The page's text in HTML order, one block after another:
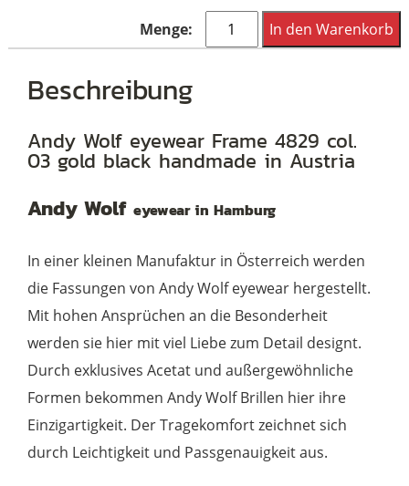
Andy
Wolf
4829
col.
gold
Menge
In den Warenkorb
Beschreibung
Andy Wolf eyewear Frame 4829 col.
03 gold black handmade in Austria
Andy Wolf eyewear in Hamburg
In einer kleinen Manufaktur in Österreich werden
die Fassungen von Andy Wolf eyewear hergestellt.
Mit hohen Ansprüchen an die Besonderheit
werden sie hier mit viel Liebe zum Detail designt.
Durch exklusives Acetat und außergewöhnliche
Formen bekommen Andy Wolf Brillen hier ihre
Einzigartigkeit. Der Tragekomfort zeichnet sich
durch Leichtigkeit und Passgenauigkeit aus.